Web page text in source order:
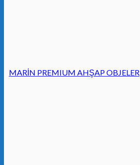
MARİN PREMIUM AHŞAP OBJELER